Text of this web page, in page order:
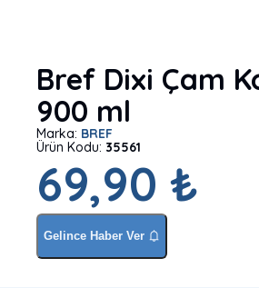
Bref Dixi Çam
900 ml
Marka: BREF
Ürün Kodu: 35561
69,90 ₺
Gelince Haber Ver